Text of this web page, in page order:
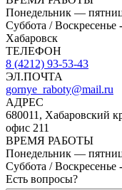
Понедельник —
Суббота /
Хабаровск
ТЕЛЕФОН
8 (4212) 93-53-43
ЭЛ.ПОЧТА
gornye_raboty@mail.ru
АДРЕС
680011, Хабаровский
офис 211
ВРЕМЯ РАБОТЫ
Понедельник —
Суббота /
Есть вопросы?